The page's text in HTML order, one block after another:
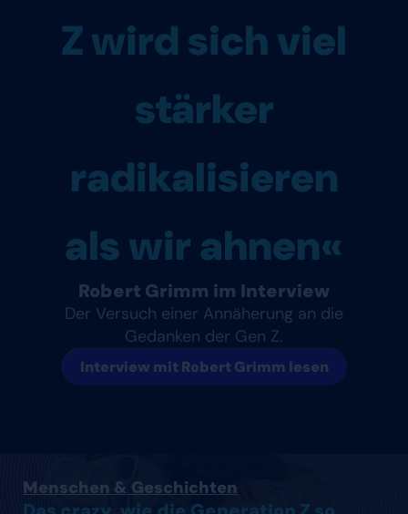
Z wird sich viel
stärker
radikalisieren
als wir ahnen«
Robert Grimm im Interview
Der Versuch einer Annäherung an die
Gedanken der Gen Z.
Interview mit Robert Grimm lesen
Menschen & Geschichten